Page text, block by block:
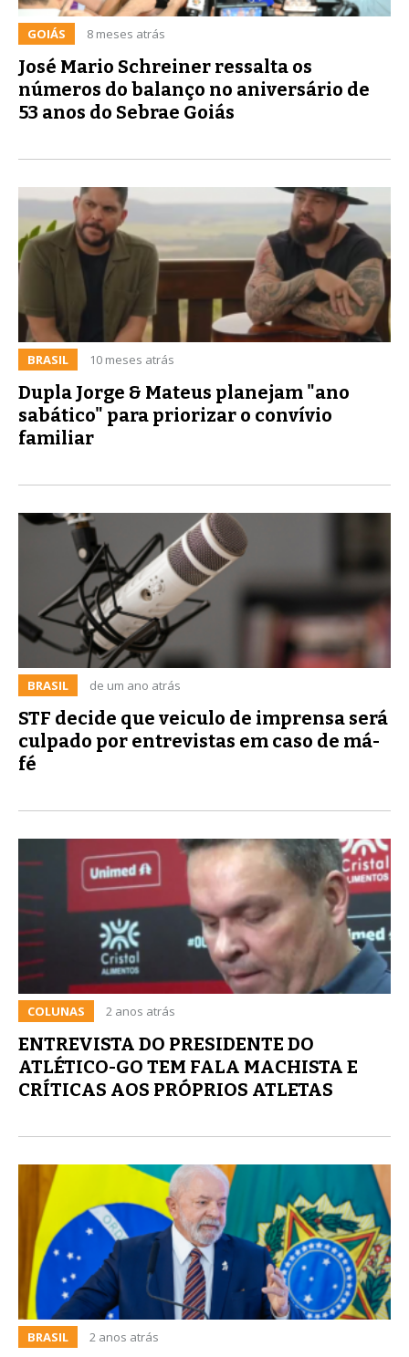
GOIÁS 8 meses atrás
José Mario Schreiner ressalta os
números do balanço no aniversário de
53 anos do Sebrae Goiás
BRASIL 10 meses atrás
Dupla Jorge & Mateus planejam "ano
sabático" para priorizar o convívio
familiar
BRASIL de um ano atrás
STF decide que veiculo de imprensa será
culpado por entrevistas em caso de má-
fé
COLUNAS 2 anos atrás
ENTREVISTA DO PRESIDENTE DO
ATLÉTICO-GO TEM FALA MACHISTA E
CRÍTICAS AOS PRÓPRIOS ATLETAS
BRASIL 2 anos atrás